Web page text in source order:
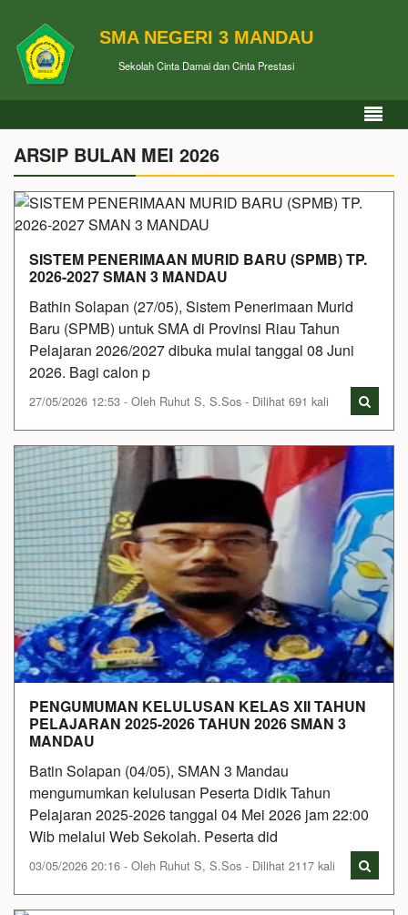
SMA NEGERI 3 MANDAU
Sekolah Cinta Damai dan Cinta Prestasi
ARSIP BULAN MEI 2026
SISTEM PENERIMAAN MURID BARU (SPMB) TP.
2026-2027 SMAN 3 MANDAU
Bathin Solapan (27/05), Sistem Penerimaan Murid
Baru (SPMB) untuk SMA di Provinsi Riau Tahun
Pelajaran 2026/2027 dibuka mulai tanggal 08 Juni
2026. Bagi calon p
27/05/2026 12:53 - Oleh Ruhut S, S.Sos - Dilihat 691 kali
PENGUMUMAN KELULUSAN KELAS XII TAHUN
PELAJARAN 2025-2026 TAHUN 2026 SMAN 3
MANDAU
Batin Solapan (04/05), SMAN 3 Mandau
mengumumkan kelulusan Peserta Didik Tahun
Pelajaran 2025-2026 tanggal 04 Mei 2026 jam 22:00
Wib melalui Web Sekolah. Peserta did
03/05/2026 20:16 - Oleh Ruhut S, S.Sos - Dilihat 2117 kali